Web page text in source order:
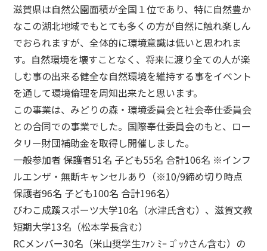
滋賀県は自然公園面積が全国１位であり、特に自然豊か
なこの湖北地域でもとても多くの方が自然に触れ楽しん
でおられますが、全体的に環境意識は低いと思われま
す。自然環境を壊すことなく、将来に渡り全ての人が楽
しむ事の出来る健全な自然環境を維持する事をイベント
を通して環境倫理を周知出来たと思います。
この事業は、みどりの森・環境委員会と社会奉仕委員会
との合同での事業でした。国際奉仕委員会のもと、ロー
タリー財団補助金を取得し開催しました。
一般参加者 保護者51名 子ども55名 合計106名 ※インフ
ルエンザ・無断キャンセルあり（※10/9締め切り時点
保護者96名 子ども100名 合計196名）
びわこ成蹊スポーツ大学10名（水津氏含む）、滋賀文教
短期大学13名（松本学長含む）
RCメンバー30名（米山奨学生ﾌｧﾝ ﾐｰ ｺﾞｯｸさん含む）の